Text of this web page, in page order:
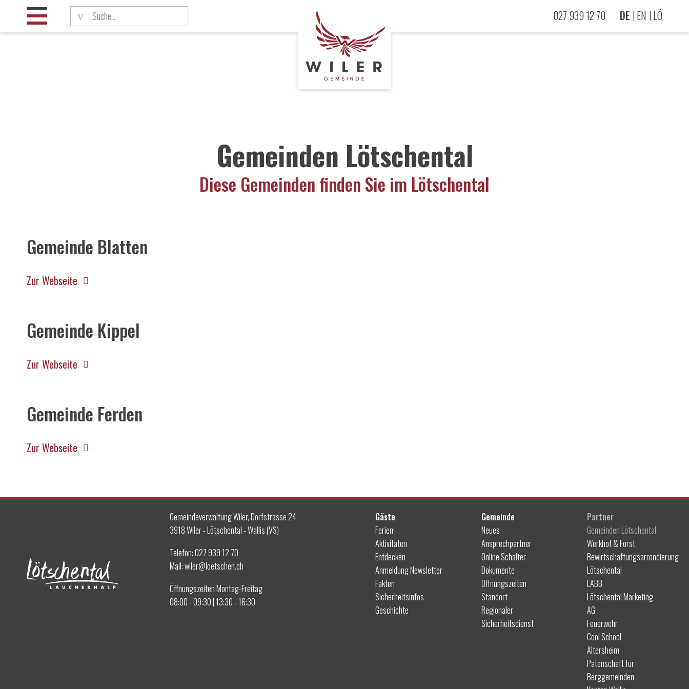
Suchwort DE EN LÖ
027 939 12 70
Gemeinden Lötschental
Diese Gemeinden finden Sie im Lötschental
Gemeinde Blatten
Zur Webseite
Gemeinde Kippel
Zur Webseite
Gemeinde Ferden
Zur Webseite
Gemeindeverwaltung Wiler, Dorfstrasse 24
3918 Wiler - Lötschental - Wallis (VS)
Telefon:027 939 12 70
Mail:wiler@loetschen.ch
Öffnungszeiten Montag-Freitag
08:00 - 09:30 | 13:30 - 16:30
Gäste
Ferien
Aktivitäten
Entdecken
Anmeldung Newsletter
Fakten
Sicherheitsinfos
Geschichte
Gemeinde
Neues
Ansprechpartner
Online Schalter
Dokumente
Öffnungszeiten
Standort
Regionaler
Sicherheitsdienst
Partner
Gemeinden Lötschental
Werkhof & Forst
Bewirtschaftungsarrondierung
Lötschental
LABB
Lötschental Marketing
AG
Feuerwehr
Cool School
Altersheim
Patenschaft für
Berggemeinden